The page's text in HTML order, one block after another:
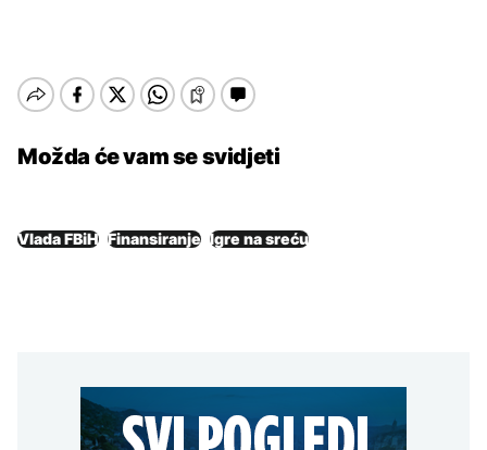
Možda će vam se svidjeti
Vlada FBiH Finansiranje Igre na sreću